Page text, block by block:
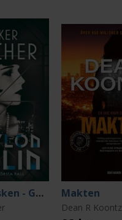
Den våta fisken - Gereon Raths första fall Makten
Dean R Koontz